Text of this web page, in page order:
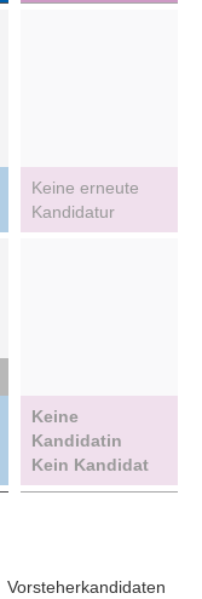
Keine erneute
Kandidatur
Keine
Kandidatin
Kein Kandidat
Vorsteherkandidaten